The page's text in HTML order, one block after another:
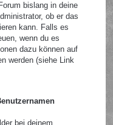
bislang in deine
ob er das
kann. Falls es
wenn du es
dazu können auf
werden (siehe Link
bei deinem